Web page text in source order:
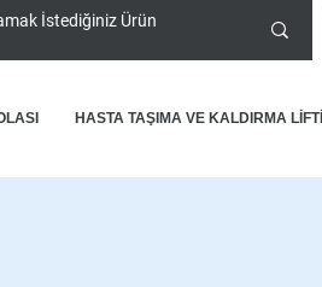
HASTA TAŞIMA VE KALDIRMA LİFTİ